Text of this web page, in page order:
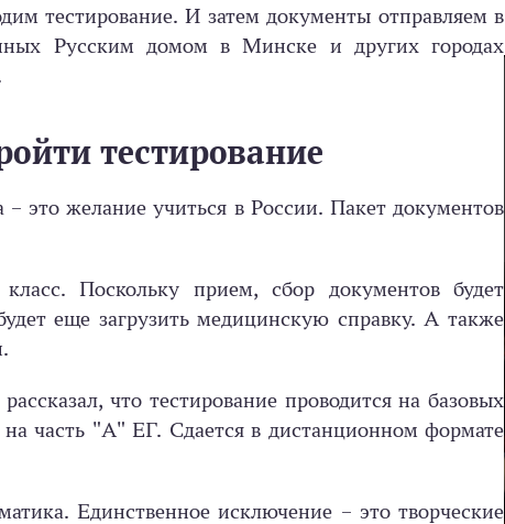
тестирование. И затем документы отправляем в
Русским домом в Минске и других городах
тестирование
– это желание учиться в России. Пакет документов
Поскольку прием, сбор документов будет
еще загрузить медицинскую справку. А также
что тестирование проводится на базовых
часть "А" ЕГ. Сдается в дистанционном формате
Единственное исключение – это творческие